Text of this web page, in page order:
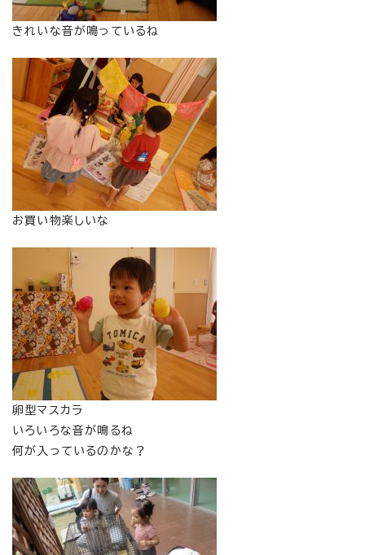
きれいな音が鳴っているね
お買い物楽しいな
卵型マスカラ
いろいろな音が鳴るね
何が入っているのかな？